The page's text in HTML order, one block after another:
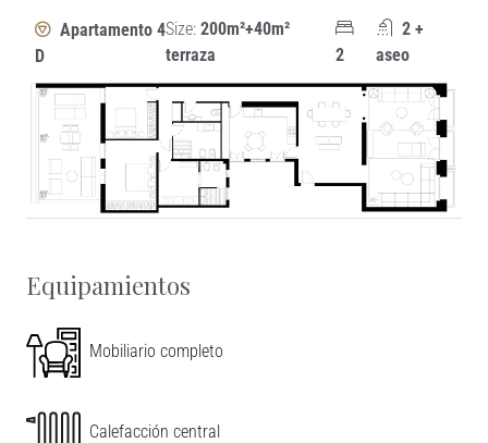
Apartamento 4
D
Size:200m²+40m²
terraza
2
2 +
aseo
Equipamientos
Mobiliario completo
Calefacción central